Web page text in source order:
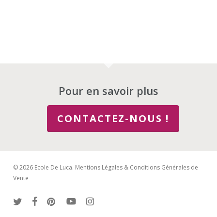
Pour en savoir plus
CONTACTEZ-NOUS !
© 2026 Ecole De Luca. Mentions Légales & Conditions Générales de
Vente
twitter facebookpinterestyoutubeinstagram